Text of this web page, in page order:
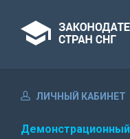
ЛИЧНЫЙ КАБИНЕТ